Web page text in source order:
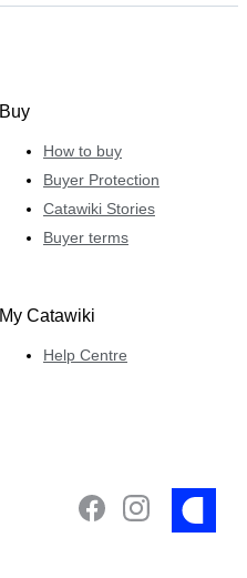
Buy
How to buy
Buyer Protection
Catawiki Stories
Buyer terms
My Catawiki
Help Centre